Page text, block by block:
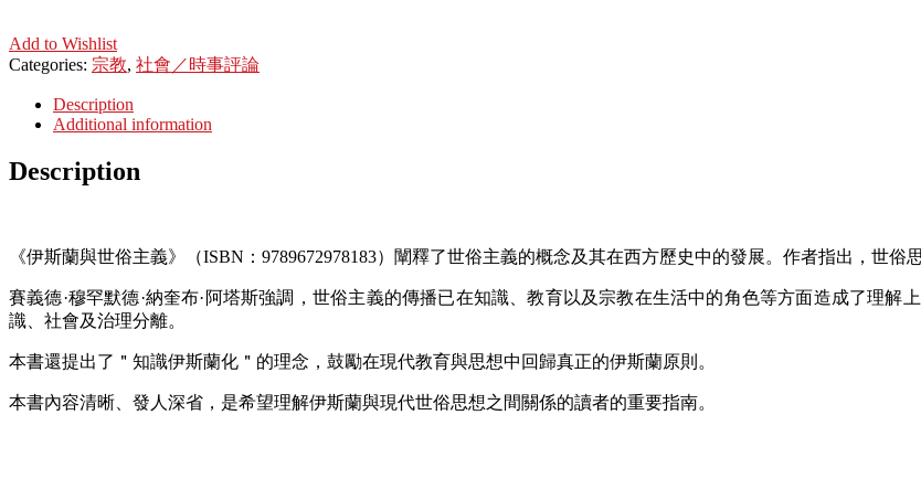
Add to Wishlist
Categories: 宗教, 社會／時事評論
Description
Additional information
Description
《伊斯蘭與世俗主義》（ISBN：9789672978183）闡釋了世俗主義的概念及其在西方歷史中的發展。作者指出，世
賽義德·穆罕默德·納奎布·阿塔斯強調，世俗主義的傳播已在知識、教育以及宗教在生活中的角色等方面造成了理
識、社會及治理分離。
本書還提出了＂知識伊斯蘭化＂的理念，鼓勵在現代教育與思想中回歸真正的伊斯蘭原則。
本書內容清晰、發人深省，是希望理解伊斯蘭與現代世俗思想之間關係的讀者的重要指南。